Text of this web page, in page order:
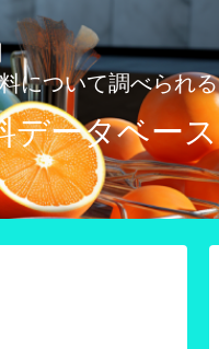
について調べられる
データベース